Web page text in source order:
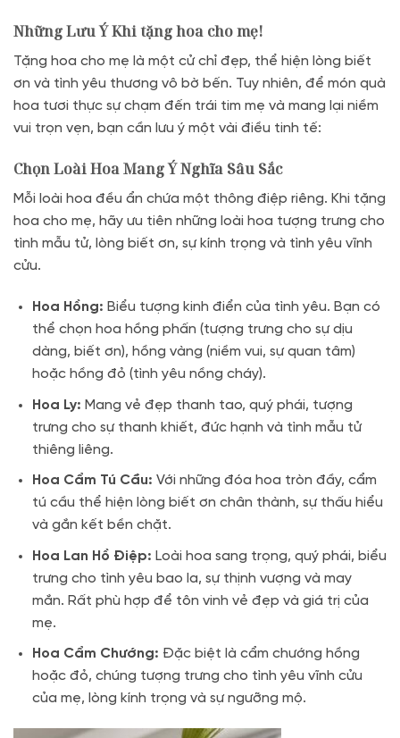
Những Lưu Ý Khi tặng hoa cho mẹ!
Tặng hoa cho mẹ là một cử chỉ đẹp, thể hiện lòng biết
ơn và tình yêu thương vô bờ bến. Tuy nhiên, để món quà
hoa tươi thực sự chạm đến trái tim mẹ và mang lại niềm
vui trọn vẹn, bạn cần lưu ý một vài điều tinh tế:
Chọn Loài Hoa Mang Ý Nghĩa Sâu Sắc
Mỗi loài hoa đều ẩn chứa một thông điệp riêng. Khi tặng
hoa cho mẹ, hãy ưu tiên những loài hoa tượng trưng cho
tình mẫu tử, lòng biết ơn, sự kính trọng và tình yêu vĩnh
cửu.
Hoa Hồng: Biểu tượng kinh điển của tình yêu. Bạn có
thể chọn hoa hồng phấn (tượng trưng cho sự dịu
dàng, biết ơn), hồng vàng (niềm vui, sự quan tâm)
hoặc hồng đỏ (tình yêu nồng cháy).
Hoa Ly: Mang vẻ đẹp thanh tao, quý phái, tượng
trưng cho sự thanh khiết, đức hạnh và tình mẫu tử
thiêng liêng.
Hoa Cẩm Tú Cầu: Với những đóa hoa tròn đầy, cẩm
tú cầu thể hiện lòng biết ơn chân thành, sự thấu hiểu
và gắn kết bền chặt.
Hoa Lan Hồ Điệp: Loài hoa sang trọng, quý phái, biểu
trưng cho tình yêu bao la, sự thịnh vượng và may
mắn. Rất phù hợp để tôn vinh vẻ đẹp và giá trị của
mẹ.
Hoa Cẩm Chướng: Đặc biệt là cẩm chướng hồng
hoặc đỏ, chúng tượng trưng cho tình yêu vĩnh cửu
của mẹ, lòng kính trọng và sự ngưỡng mộ.